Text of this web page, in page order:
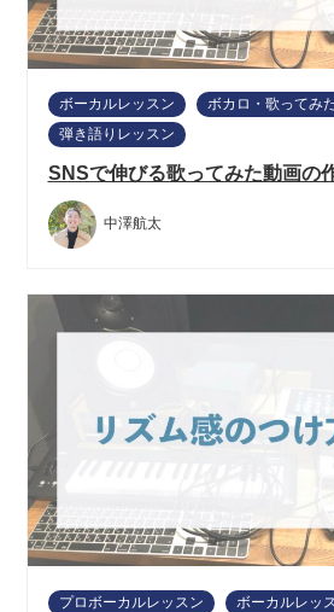
ボーカルレッスン
ボカロ・歌ってみ
弾き語りレッスン
SNSで伸びる歌ってみた動画の
中澤航太
プロボーカルレッスン ボーカルレッ